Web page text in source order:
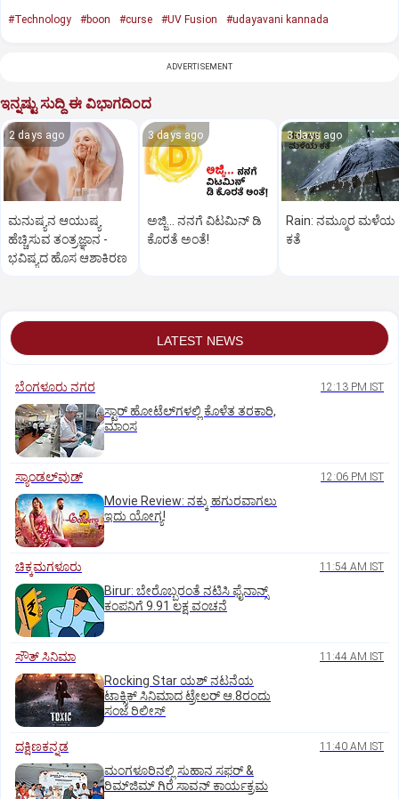
#Technology #boon #curse #UV Fusion #udayavani kannada
ADVERTISEMENT
ಇನ್ನಷ್ಟು ಸುದ್ದಿ ಈ ವಿಭಾಗದಿಂದ
2 days ago
ಮನುಷ್ಯನ ಆಯುಷ್ಯ
ಹೆಚ್ಚಿಸುವ ತಂತ್ರಜ್ಞಾನ ­
ಭವಿಷ್ಯದ ಹೊಸ ಆಶಾಕಿರಣ
3 days ago
ಅಜ್ಜಿ... ನನಗೆ ವಿಟಮಿನ್‌ ಡಿ
ಕೊರತೆ ಅಂತೆ!
3 days ago
Rain: ನಮ್ಮೂರ ಮಳೆಯ
ಕತೆ
LATEST NEWS
ಬೆಂಗಳೂರು ನಗರ 12:13 PM IST
ಸ್ಟಾರ್‌ ಹೋಟೆಲ್‌ಗ‌ಳಲ್ಲಿ ಕೊಳೆತ ತರಕಾರಿ,
ಮಾಂಸ
ಸ್ಯಾಂಡಲ್‌ವುಡ್‌ 12:06 PM IST
Movie Review: ನಕ್ಕು ಹಗುರವಾಗಲು
ಇದು ಯೋಗ್ಯ!
ಚಿಕ್ಕಮಗಳೂರು 11:54 AM IST
Birur: ಬೇರೊಬ್ಬರಂತೆ ನಟಿಸಿ ಫೈನಾನ್ಸ್
ಕಂಪನಿಗೆ 9.91 ಲಕ್ಷ ವಂಚನೆ
ಸೌತ್‌ ಸಿನಿಮಾ 11:44 AM IST
Rocking Star ಯಶ್‌ ನಟನೆಯ
ಟಾಕ್ಸಿಕ್‌ ಸಿನಿಮಾದ ಟ್ರೇಲರ್‌ ಆ.8ರಂದು
ಸಂಜೆ ರಿಲೀಸ್
ದಕ್ಷಿಣಕನ್ನಡ 11:40 AM IST
ಮಂಗಳೂರಿನಲ್ಲಿ ಸುಹಾನ ಸಫರ್ &
ರಿಮ್‌ಜಿಮ್ ಗಿರೆ ಸಾವನ್ ಕಾರ್ಯಕ್ರಮ